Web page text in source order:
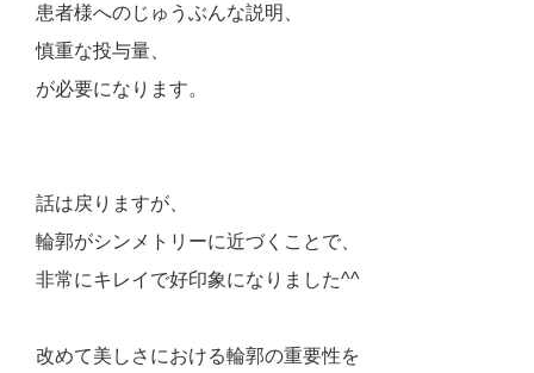
患者様へのじゅうぶんな説明、
慎重な投与量、
が必要になります。
話は戻りますが、
輪郭がシンメトリーに近づくことで、
非常にキレイで好印象になりました^^
改めて美しさにおける輪郭の重要性を